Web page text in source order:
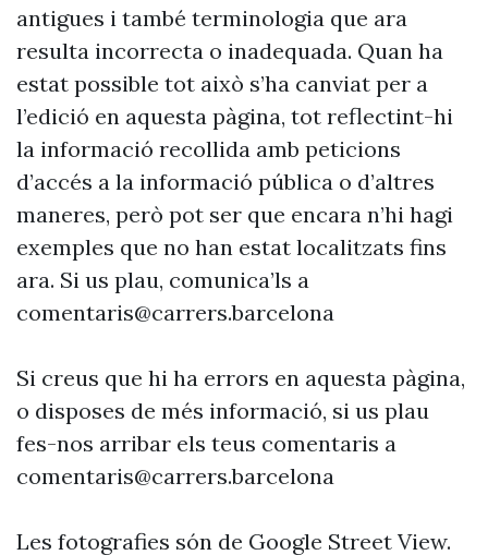
antigues i també terminologia que ara
resulta incorrecta o inadequada. Quan ha
estat possible tot això s’ha canviat per a
l’edició en aquesta pàgina, tot reflectint-hi
la informació recollida amb peticions
d’accés a la informació pública o d’altres
maneres, però pot ser que encara n’hi hagi
exemples que no han estat localitzats fins
ara. Si us plau, comunica’ls a
comentaris@carrers.barcelona
Si creus que hi ha errors en aquesta pàgina,
o disposes de més informació, si us plau
fes-nos arribar els teus comentaris a
comentaris@carrers.barcelona
Les fotografies són de Google Street View.